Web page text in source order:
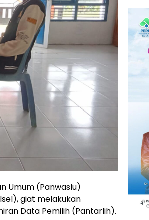
Umum (Panwaslu)
giat melakukan
Data Pemilih (Pantarlih).